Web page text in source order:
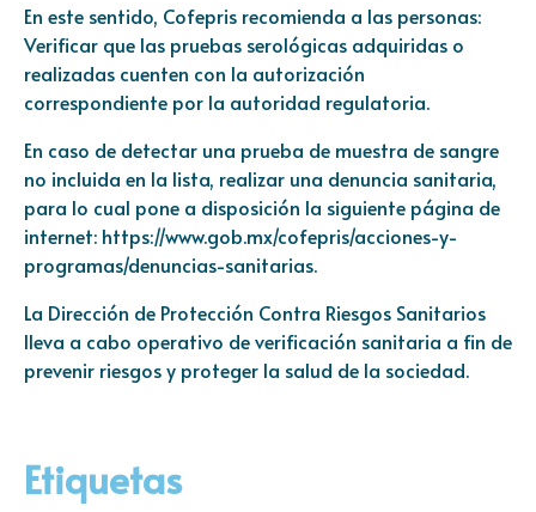
En este sentido, Cofepris recomienda a las personas:
Verificar que las pruebas serológicas adquiridas o
realizadas cuenten con la autorización
correspondiente por la autoridad regulatoria.
En caso de detectar una prueba de muestra de sangre
no incluida en la lista, realizar una denuncia sanitaria,
para lo cual pone a disposición la siguiente página de
internet: https://www.gob.mx/cofepris/acciones-y-
programas/denuncias-sanitarias.
La Dirección de Protección Contra Riesgos Sanitarios
lleva a cabo operativo de verificación sanitaria a fin de
prevenir riesgos y proteger la salud de la sociedad.
Etiquetas